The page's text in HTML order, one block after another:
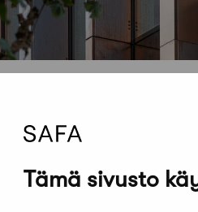
Tämä sivusto